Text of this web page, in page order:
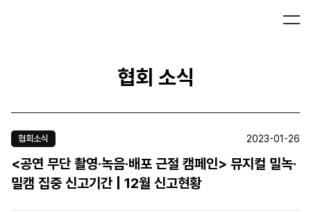
협회 소식
협회소식 2023-01-26
<공연 무단 촬영·녹음·배포 근절 캠페인> 뮤지컬 밀녹·
밀캠 집중 신고기간 | 12월 신고현황